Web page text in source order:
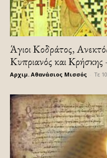
Άγιοι Κοδράτος,
Κυπριανός και
Αρχιμ. Αθανάσιος Μισσός Τε